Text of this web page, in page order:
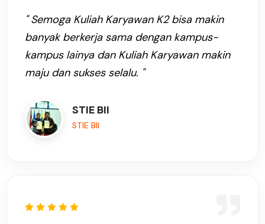
" Semoga Kuliah Karyawan K2 bisa makin
banyak berkerja sama dengan kampus-
kampus lainya dan Kuliah Karyawan makin
maju dan sukses selalu. "
STIE BII
STIE BII